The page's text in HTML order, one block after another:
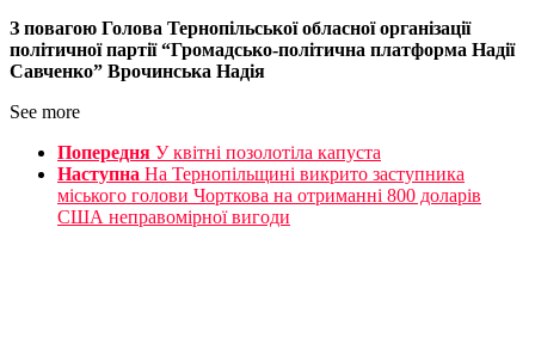
З повагою Голова Тернопільської обласної організації
політичної партії “Громадсько-політична платформа Надії
Савченко” Врочинська Надія
See more
Попередня У квітні позолотіла капуста
Наступна На Тернопільщині викрито заступника
міського голови Чорткова на отриманні 800 доларів
США неправомірної вигоди